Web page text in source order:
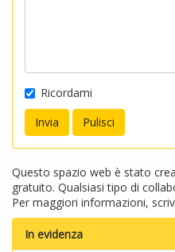
Ricordami
Questo spazio web è stato
gratuito. Qualsiasi tipo di
Per maggiori informazioni,
In evidenza